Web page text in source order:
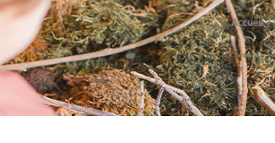
Accueil